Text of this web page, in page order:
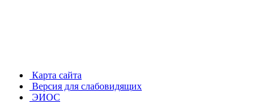
Карта сайта
Версия для слабовидящих
ЭИОС